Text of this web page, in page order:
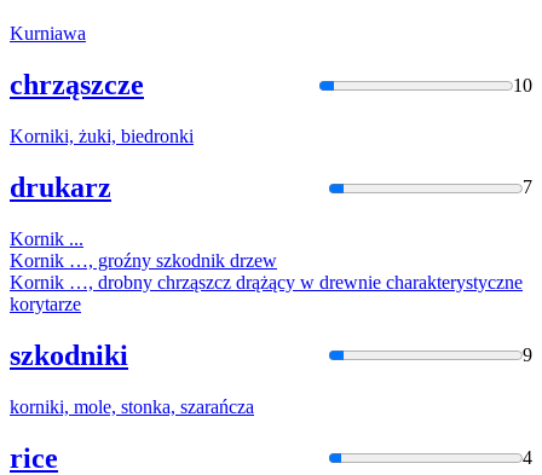
Kurniawa
chrząszcze 10
Korniki, żuki, biedronki
drukarz 7
Kornik ...
Kornik …, groźny szkodnik drzew
Kornik …, drobny chrząszcz drążący w drewnie charakterystyczne
korytarze
szkodniki 9
korniki, mole, stonka, szarańcza
rice 4